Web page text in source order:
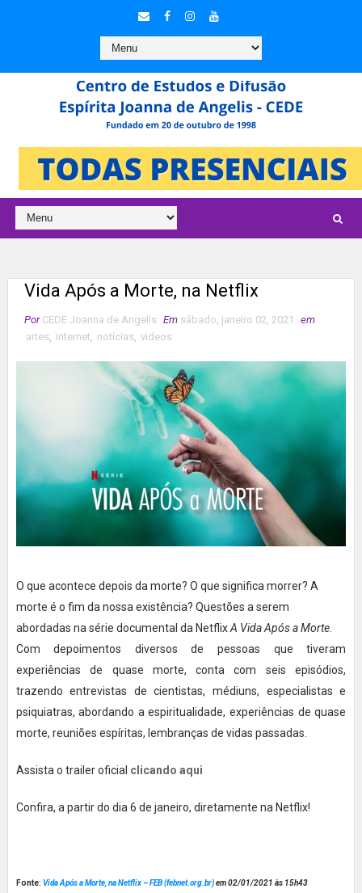
Vida Após a Morte, na Netflix
Por CEDE Joanna de Angelis Em sábado, janeiro 02, 2021
em
artes, internet, notícias, videos
O que acontece depois da morte? O que significa morrer? A
morte é o fim da nossa existência? Questões a serem
abordadas na série documental da NetflixA Vida Após a Morte.
Com depoimentos diversos de pessoas que tiveram
experiências de quase morte, conta com seis episódios,
trazendo entrevistas de cientistas, médiuns, especialistas e
psiquiatras, abordando a espiritualidade, experiências de quase
morte, reuniões espíritas, lembranças de vidas passadas.
Assista o trailer oficial clicando aqui
Confira, a partir do dia 6 de janeiro, diretamente na Netflix!
Fonte: Vida Após a Morte, na Netflix – FEB (febnet.org.br)em 02/01/2021 às 15h43